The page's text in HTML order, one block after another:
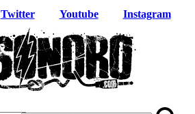
Twitter Youtube Instagram